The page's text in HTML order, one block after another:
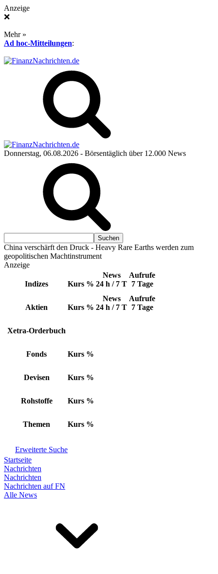
Anzeige
❌
Mehr »
Ad hoc-Mitteilungen:
Donnerstag, 06.08.2026 - Börsentäglich über 12.000 News
China verschärft den Druck - Heavy Rare Earths werden zum
geopolitischen Machtinstrument
Anzeige
Indizes Kurs %
News
24 h / 7 T
Aufrufe
7 Tage
Aktien Kurs %
News
24 h / 7 T
Aufrufe
7 Tage
Xetra-Orderbuch
Fonds Kurs %
Devisen Kurs %
Rohstoffe Kurs %
Themen Kurs %
Erweiterte Suche
Startseite
Nachrichten
Nachrichten
Nachrichten auf FN
Alle News